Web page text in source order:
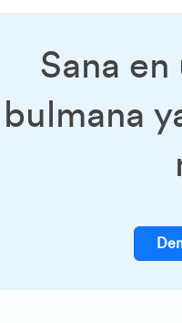
Sana en
bulmana